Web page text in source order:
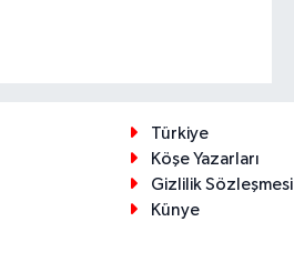
Türkiye
Köşe Yazarları
Gizlilik Sözleşmesi
Künye